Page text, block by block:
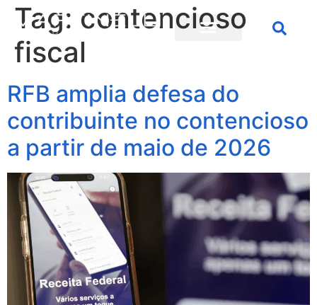
Tag: contencioso
fiscal
RFB amplia defesa do
contribuinte no contencioso
a partir de maio de 2026